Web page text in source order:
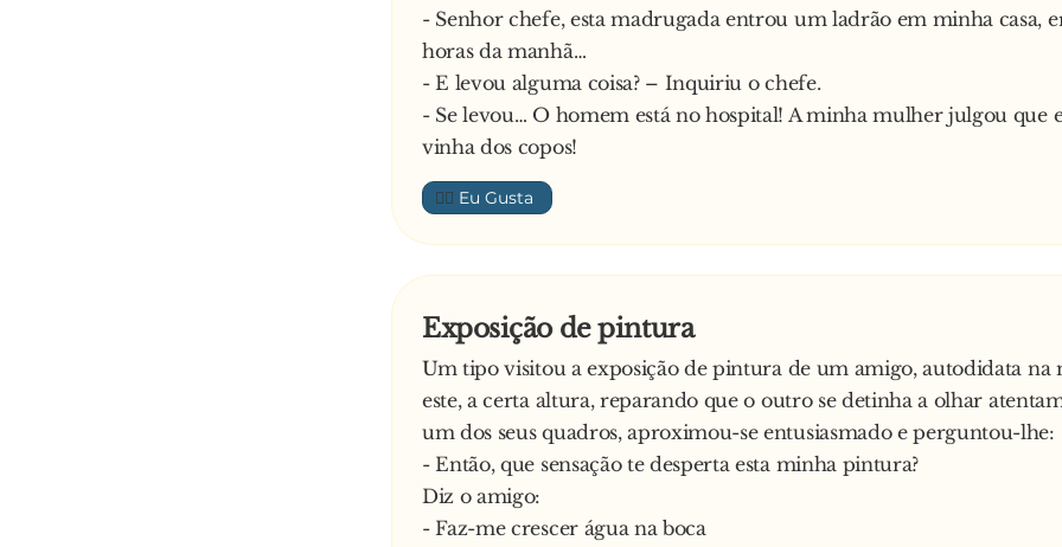
- Senhor chefe, esta madrugada entrou um ladrão em minha casa,
horas da manhã…
- E levou alguma coisa? – Inquiriu o chefe.
- Se levou… O homem está no hospital! A minha mulher julgou que
vinha dos copos!
👍🏼
Exposição de pintura
Um tipo visitou a exposição de pintura de um amigo, autodidata na
este, a certa altura, reparando que o outro se detinha a olhar
um dos seus quadros, aproximou-se entusiasmado e perguntou-lhe:
- Então, que sensação te desperta esta minha pintura?
Diz o amigo:
- Faz-me crescer água na boca